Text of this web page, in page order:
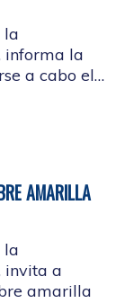
la
informa la
a cabo el
AMARILLA
la
invita a
amarilla